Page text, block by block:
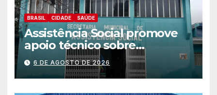
BRASIL CIDADE SAÚDE
Assistência Social promove
apoio técnico sobre
preparação e resposta a
situações de emergência e
calamidade pública
6 DE AGOSTO DE 2026